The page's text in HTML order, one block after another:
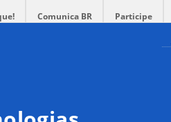
Comunica BR Participe